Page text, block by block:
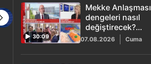
30:09
Mekke Anlaşması
dengeleri nasıl
değiştirecek?
Okan
Müderrisoğlu A
Haber'de açıkladı
07.08.2026 Cuma